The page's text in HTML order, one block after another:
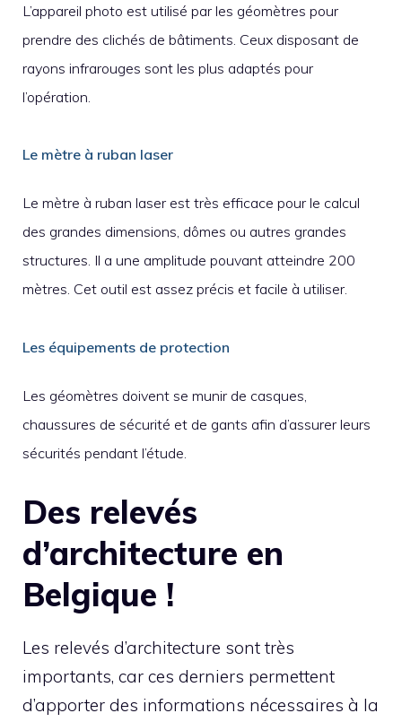
L’appareil photo est utilisé par les géomètres pour
prendre des clichés de bâtiments. Ceux disposant de
rayons infrarouges sont les plus adaptés pour
l’opération.
Le mètre à ruban laser
Le mètre à ruban laser est très efficace pour le calcul
des grandes dimensions, dômes ou autres grandes
structures. Il a une amplitude pouvant atteindre 200
mètres. Cet outil est assez précis et facile à utiliser.
Les équipements de protection
Les géomètres doivent se munir de casques,
chaussures de sécurité et de gants afin d’assurer leurs
sécurités pendant l’étude.
Des relevés
d’architecture en
Belgique !
Les relevés d’architecture sont très
importants, car ces derniers permettent
d’apporter des informations nécessaires à la